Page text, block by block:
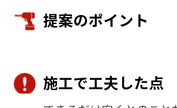
提案のポイント
施工で工夫した点